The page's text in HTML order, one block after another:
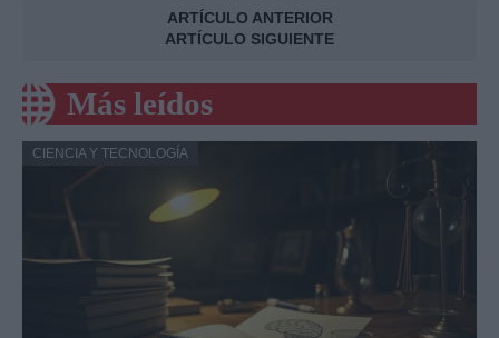
ARTÍCULO ANTERIOR
ARTÍCULO SIGUIENTE
Más leídos
CIENCIA Y TECNOLOGÍA